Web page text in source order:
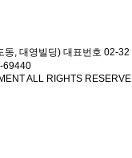
동, 대영빌딩) 대표번호 02-32
69440
ALL RIGHTS RESERVE